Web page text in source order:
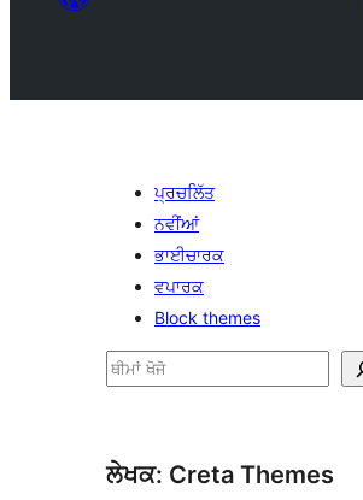
ਪ੍ਰਚਲਿੱਤ
ਨਵੀਂਆਂ
ਭਾਈਚਾਰਕ
ਵਪਾਰਕ
Block themes
ਖੋਜੋ
ਲੇਖਕ: Creta Themes